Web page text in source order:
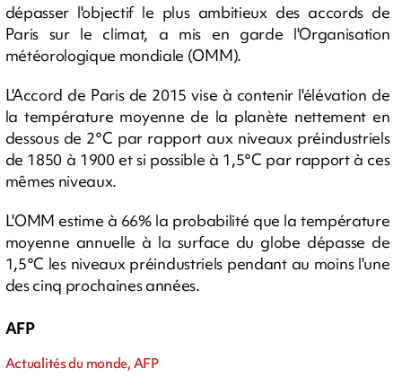
dépasser l'objectif le plus ambitieux des accords de
Paris sur le climat, a mis en garde l'Organisation
météorologique mondiale (OMM).
L'Accord de Paris de 2015 vise à contenir l'élévation de
la température moyenne de la planète nettement en
dessous de 2°C par rapport aux niveaux préindustriels
de 1850 à 1900 et si possible à 1,5°C par rapport à ces
mêmes niveaux.
L'OMM estime à 66% la probabilité que la température
moyenne annuelle à la surface du globe dépasse de
1,5°C les niveaux préindustriels pendant au moins l'une
des cinq prochaines années.
AFP
Actualités du monde, AFP